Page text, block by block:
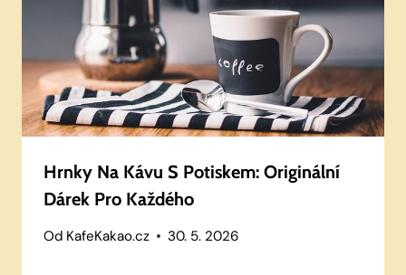
Hrnky Na Kávu S Potiskem: Originální
Dárek Pro Každého
Od KafeKakao.cz 30. 5. 2026